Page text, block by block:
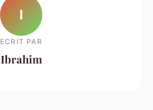
I
ECRIT PAR
Ibrahim